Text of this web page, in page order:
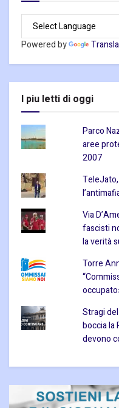
Powered by
I piu letti di oggi
Parco
aree
2007
Via
fascisti
la verità
Torre
Stragi
boccia la
devono